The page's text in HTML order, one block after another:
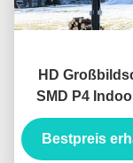
HD
SMD P4
Druckguss
2500nits
Bestpreis